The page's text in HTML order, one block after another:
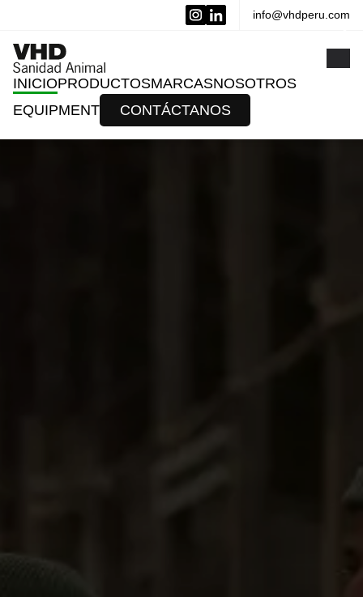
info@vhdperu.com
INICIOPRODUCTOSMARCASNOSOTROS
EQUIPMENT
CONTÁCTANOS